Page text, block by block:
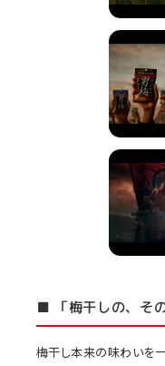
■ 「梅干しの、そ
梅干し本来の味わいを